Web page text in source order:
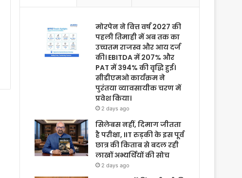
मोरपेन ने वित्त वर्ष 2027 की
पहली तिमाही में अब तक का
उच्चतम राजस्व और आय दर्ज
की। EBITDA में 207% और
PAT में 394% की वृद्धि हुई।
सीडीएमओ कार्यक्रम ने
पुरंतया व्यावसायीक चरण में
प्रवेश किया।
2 days ago
सिलेबस नहीं, दिमाग जीतता
है परीक्षा, IIT रुड़की के इस पूर्व
छात्र की किताब से बदल रही
लाखों अभ्यर्थियों की सोच
2 days ago